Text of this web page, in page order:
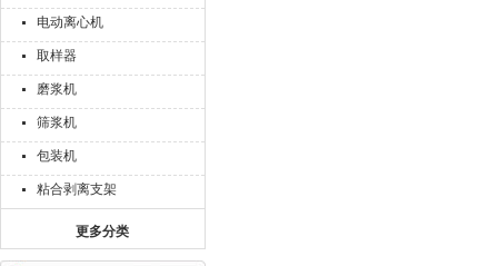
电动离心机
取样器
磨浆机
筛浆机
包装机
粘合剥离支架
更多分类